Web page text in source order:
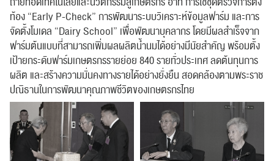
ท้อง “Early P-Check” การพัฒนาระบบวิเคราะห์ข้อมูลฟาร์ม และการ
จัดตั้งโมเดล “Dairy School” เพื่อพัฒนาบุคลากร โดยมีผลสำเร็จจาก
ฟาร์มต้นแบบที่สามารถเพิ่มผลผลิตน้ำนมได้อย่างมีนัยสำคัญ พร้อมตั้ง
เป้ายกระดับฟาร์มเกษตรกรรายย่อย 840 รายทั่วประเทศ ลดต้นทุนการ
ผลิต และสร้างความมั่นคงทางรายได้อย่างยั่งยืน สอดคล้องตามพระราช
ปณิธานในการพัฒนาคุณภาพชีวิตของเกษตรกรไทย